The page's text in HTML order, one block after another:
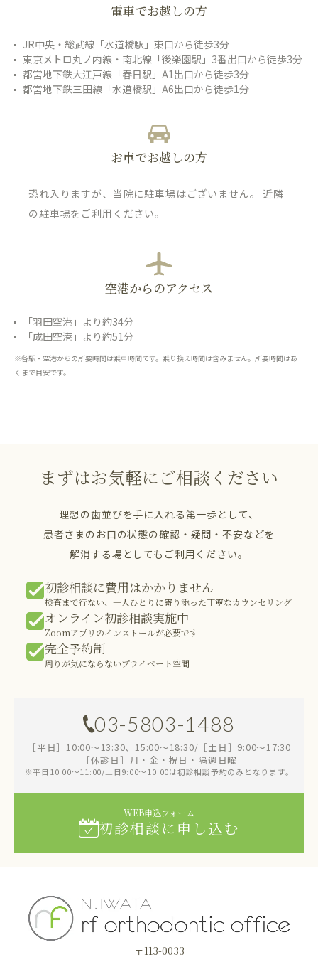
電車でお越しの方
JR中央・総武線「水道橋駅」東口から徒歩3分
東京メトロ丸ノ内線・南北線「後楽園駅」3番出口から徒歩3分
都営地下鉄大江戸線「春日駅」A1出口から徒歩3分
都営地下鉄三田線「水道橋駅」A6出口から徒歩1分
お車でお越しの方
恐れ入りますが、当院に駐車場はございません。 近隣
の駐車場をご利用ください。
空港からのアクセス
「羽田空港」より約34分
「成田空港」より約51分
※各駅・空港からの所要時間は乗車時間です。乗り換え時間は含みません。所要時間はあ
くまで目安です。
まずはお気軽にご相談ください
理想の歯並びを手に入れる第一歩として、
患者さまのお口の状態の確認・疑問・不安などを
解消する場としてもご利用ください。
初診相談に費用はかかりません
検査まで行ない、一人ひとりに寄り添った丁寧なカウンセリング
オンライン初診相談実施中
Zoomアプリのインストールが必要です
完全予約制
周りが気にならないプライベート空間
03-5803-1488
［平日］10:00～13:30、15:00～18:30/［土日］9:00～17:30
［休診日］月・金・祝日・隔週日曜
※平日10:00～11:00/土日9:00～10:00は初診相談予約のみとなります。
WEB申込フォーム
初診相談に申し込む
〒113-0033